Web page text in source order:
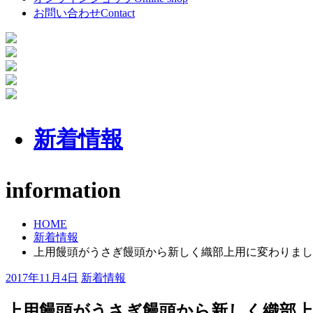
お問い合わせContact
新着情報
information
HOME
新着情報
上用饅頭がうさぎ饅頭から新しく織部上用に変わりま
2017年11月4日 新着情報